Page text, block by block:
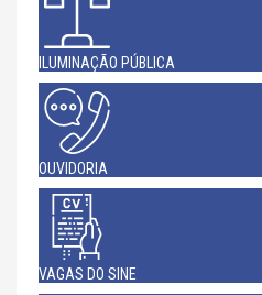
ILUMINAÇÃO PÚBLICA
OUVIDORIA
VAGAS DO SINE